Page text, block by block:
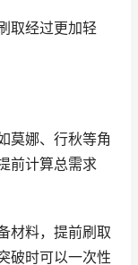
取经过更加轻
莫娜、行秋等角
前计算总需求
材料，提前刷取
破时可以一次性